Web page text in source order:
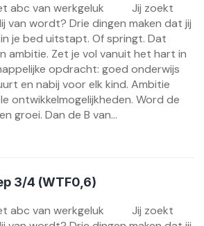
abc van werkgeluk Jij zoekt
van wordt? Drie dingen maken dat jij
je bed uitstapt. Of springt. Dat
ambitie. Zet je vol vanuit het hart in
opdracht: goed onderwijs
en nabij voor elk kind. Ambitie
ontwikkelmogelijkheden. Word de
groei. Dan de B van...
3/4 (WTF0,6)
abc van werkgeluk Jij zoekt